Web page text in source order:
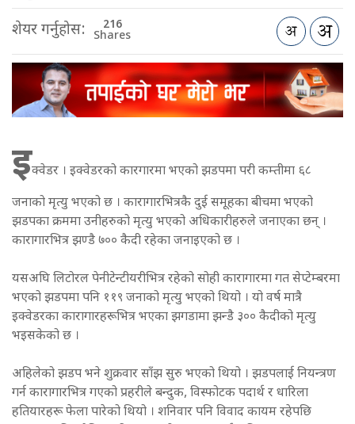
शेयर गर्नुहोस: 216
Shares
इक्वेडर । इक्वेडरको कारगारमा भएको झडपमा परी कम्तीमा ६८
जनाको मृत्यु भएको छ । कारागारभित्रकै दुई समूहका बीचमा भएको
झडपका क्रममा उनीहरुको मृत्यु भएको अधिकारीहरुले जनाएका छन् ।
कारागारभित्र झण्डै ७०० कैदी रहेका जनाइएको छ ।
यसअघि लिटोरल पेनीटेन्टीयरीभित्र रहेको सोही कारागारमा गत सेप्टेम्बरमा
भएको झडपमा पनि ११९ जनाको मृत्यु भएको थियो । यो वर्ष मात्रै
इक्वेडरका कारागारहरूभित्र भएका झगडामा झन्डै ३०० कैदीको मृत्यु
भइसकेको छ ।
अहिलेको झडप भने शुक्रवार साँझ सुरु भएको थियो । झडपलाई नियन्त्रण
गर्न कारागारभित्र गएको प्रहरीले बन्दुक, विस्फोटक पदार्थ र धारिला
हतियारहरू फेला पारेको थियो । शनिवार पनि विवाद कायम रहेपछि